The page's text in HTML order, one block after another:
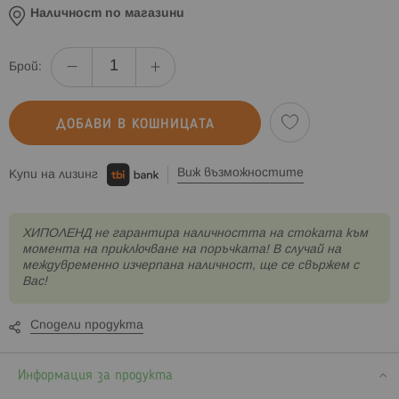
Наличност по магазини
Брой:
ДОБАВИ В КОШНИЦАТА
Купи на лизинг Виж възможностите
XИПОЛЕНД не гарантира наличността на стоката към
момента на приключване на поръчката! В случай на
междувременно изчерпана наличност, ще се свържем с
Вас!
Сподели продукта
Информация за продукта